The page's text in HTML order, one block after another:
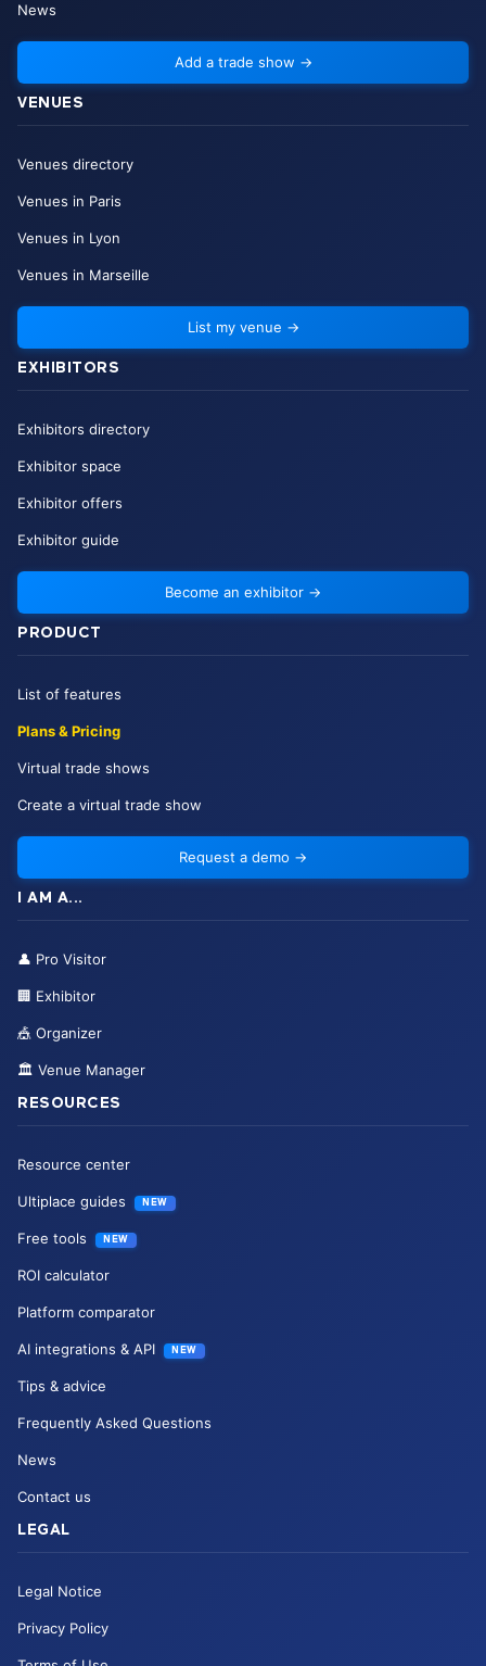
News
Add a trade show →
VENUES
Venues directory
Venues in Paris
Venues in Lyon
Venues in Marseille
List my venue →
EXHIBITORS
Exhibitors directory
Exhibitor space
Exhibitor offers
Exhibitor guide
Become an exhibitor →
PRODUCT
List of features
Plans & Pricing
Virtual trade shows
Create a virtual trade show
Request a demo →
I AM A...
👤 Pro Visitor
🏢 Exhibitor
🎪 Organizer
🏛️ Venue Manager
RESOURCES
Resource center
Ultiplace guides NEW
Free tools NEW
ROI calculator
Platform comparator
AI integrations & API NEW
Tips & advice
Frequently Asked Questions
News
Contact us
LEGAL
Legal Notice
Privacy Policy